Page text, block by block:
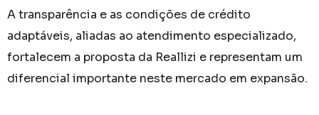
A transparência e as condições de crédito
adaptáveis, aliadas ao atendimento especializado,
fortalecem a proposta da Reallizi e representam um
diferencial importante neste mercado em expansão.